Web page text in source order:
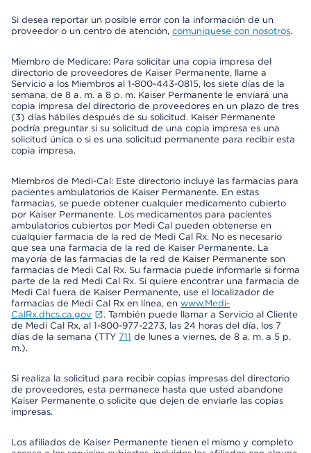
Si desea reportar un posible error con la información de un
proveedor o un centro de atención, comuníquese con nosotros.
Miembro de Medicare: Para solicitar una copia impresa del
directorio de proveedores de Kaiser Permanente, llame a
Servicio a los Miembros al 1-800-443-0815, los siete días de la
semana, de 8 a. m. a 8 p. m. Kaiser Permanente le enviará una
copia impresa del directorio de proveedores en un plazo de tres
(3) días hábiles después de su solicitud. Kaiser Permanente
podría preguntar si su solicitud de una copia impresa es una
solicitud única o si es una solicitud permanente para recibir esta
copia impresa.
Miembros de Medi-Cal: Este directorio incluye las farmacias para
pacientes ambulatorios de Kaiser Permanente. En estas
farmacias, se puede obtener cualquier medicamento cubierto
por Kaiser Permanente. Los medicamentos para pacientes
ambulatorios cubiertos por Medi Cal pueden obtenerse en
cualquier farmacia de la red de Medi Cal Rx. No es necesario
que sea una farmacia de la red de Kaiser Permanente. La
mayoría de las farmacias de la red de Kaiser Permanente son
farmacias de Medi Cal Rx. Su farmacia puede informarle si forma
parte de la red Medi Cal Rx. Si quiere encontrar una farmacia de
Medi Cal fuera de Kaiser Permanente, use el localizador de
farmacias de Medi Cal Rx en línea, en www.Medi-
CalRx.dhcs.ca.gov
. También puede llamar a Servicio al Cliente
de Medi Cal Rx, al 1-800-977-2273, las 24 horas del día, los 7
días de la semana (TTY 711 de lunes a viernes, de 8 a. m. a 5 p.
m.).
Si realiza la solicitud para recibir copias impresas del directorio
de proveedores, esta permanece hasta que usted abandone
Kaiser Permanente o solicite que dejen de enviarle las copias
impresas.
Los afiliados de Kaiser Permanente tienen el mismo y completo